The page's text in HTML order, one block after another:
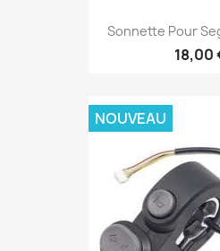
Sonnette Pour
18,00
NOUVEAU